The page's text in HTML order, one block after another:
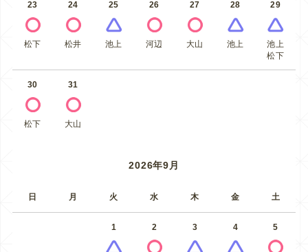
23
松下
24
松井
25
池上
26
河辺
27
大山
28
池上
29
池上
松下
30
松下
31
大山
2026年9月
日 月 火 水 木 金 土
1 2 3 4 5